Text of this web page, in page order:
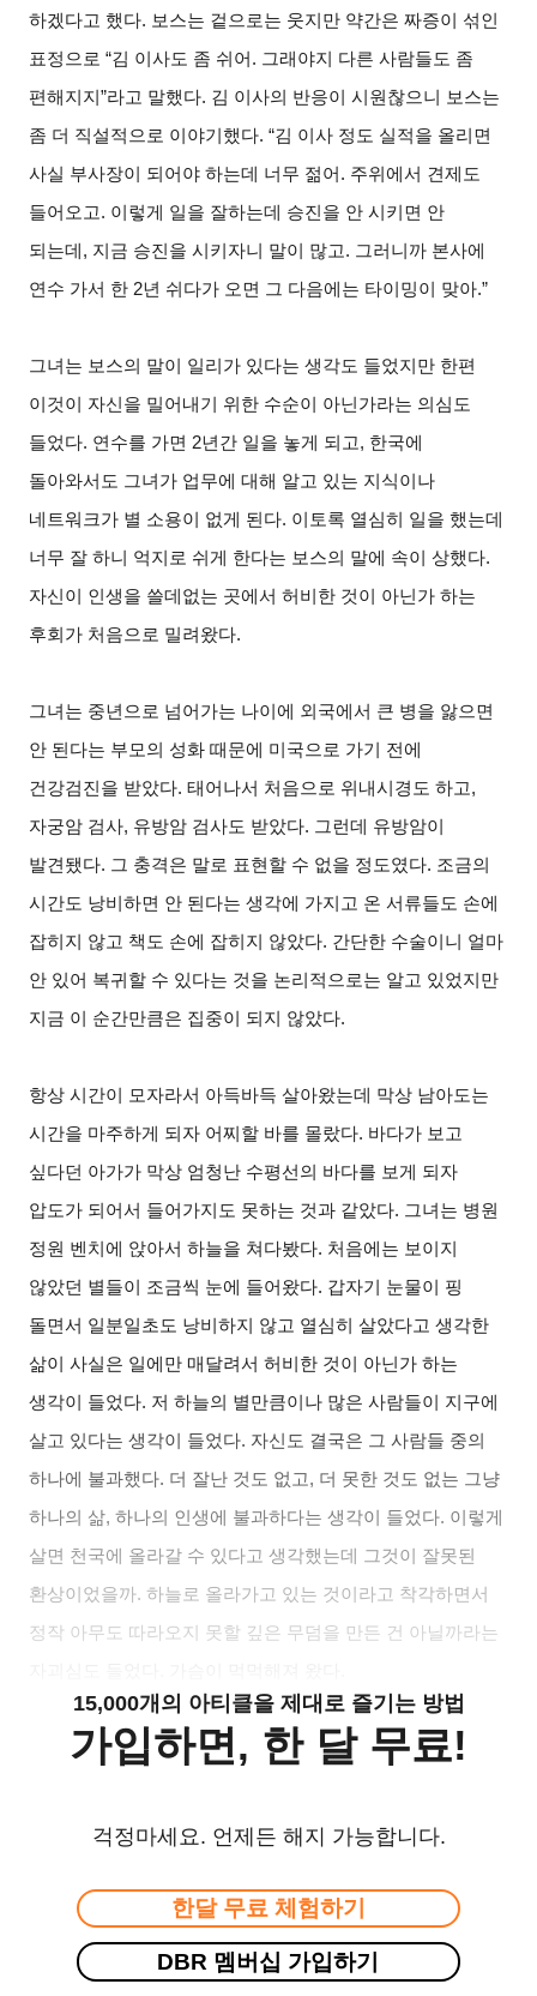
하겠다고 했다. 보스는 겉으로는 웃지만 약간은 짜증이 섞인
표정으로 “김 이사도 좀 쉬어. 그래야지 다른 사람들도 좀
편해지지”라고 말했다. 김 이사의 반응이 시원찮으니 보스는
좀 더 직설적으로 이야기했다. “김 이사 정도 실적을 올리면
사실 부사장이 되어야 하는데 너무 젊어. 주위에서 견제도
들어오고. 이렇게 일을 잘하는데 승진을 안 시키면 안
되는데, 지금 승진을 시키자니 말이 많고. 그러니까 본사에
연수 가서 한 2년 쉬다가 오면 그 다음에는 타이밍이 맞아.”
그녀는 보스의 말이 일리가 있다는 생각도 들었지만 한편
이것이 자신을 밀어내기 위한 수순이 아닌가라는 의심도
들었다. 연수를 가면 2년간 일을 놓게 되고, 한국에
돌아와서도 그녀가 업무에 대해 알고 있는 지식이나
네트워크가 별 소용이 없게 된다. 이토록 열심히 일을 했는데
너무 잘 하니 억지로 쉬게 한다는 보스의 말에 속이 상했다.
자신이 인생을 쓸데없는 곳에서 허비한 것이 아닌가 하는
후회가 처음으로 밀려왔다.
그녀는 중년으로 넘어가는 나이에 외국에서 큰 병을 앓으면
안 된다는 부모의 성화 때문에 미국으로 가기 전에
건강검진을 받았다. 태어나서 처음으로 위내시경도 하고,
자궁암 검사, 유방암 검사도 받았다. 그런데 유방암이
발견됐다. 그 충격은 말로 표현할 수 없을 정도였다. 조금의
시간도 낭비하면 안 된다는 생각에 가지고 온 서류들도 손에
잡히지 않고 책도 손에 잡히지 않았다. 간단한 수술이니 얼마
안 있어 복귀할 수 있다는 것을 논리적으로는 알고 있었지만
지금 이 순간만큼은 집중이 되지 않았다.
항상 시간이 모자라서 아득바득 살아왔는데 막상 남아도는
시간을 마주하게 되자 어찌할 바를 몰랐다. 바다가 보고
싶다던 아가가 막상 엄청난 수평선의 바다를 보게 되자
압도가 되어서 들어가지도 못하는 것과 같았다. 그녀는 병원
정원 벤치에 앉아서 하늘을 쳐다봤다. 처음에는 보이지
않았던 별들이 조금씩 눈에 들어왔다. 갑자기 눈물이 핑
돌면서 일분일초도 낭비하지 않고 열심히 살았다고 생각한
삶이 사실은 일에만 매달려서 허비한 것이 아닌가 하는
생각이 들었다. 저 하늘의 별만큼이나 많은 사람들이 지구에
살고 있다는 생각이 들었다. 자신도 결국은 그 사람들 중의
하나에 불과했다. 더 잘난 것도 없고, 더 못한 것도 없는 그냥
하나의 삶, 하나의 인생에 불과하다는 생각이 들었다. 이렇게
살면 천국에 올라갈 수 있다고 생각했는데 그것이 잘못된
환상이었을까. 하늘로 올라가고 있는 것이라고 착각하면서
정작 아무도 따라오지 못할 깊은 무덤을 만든 건 아닐까라는
15,000개의 아티클을 제대로 즐기는 방법
가입하면, 한 달 무료!
걱정마세요. 언제든 해지 가능합니다.
한달 무료 체험하기
DBR 멤버십 가입하기